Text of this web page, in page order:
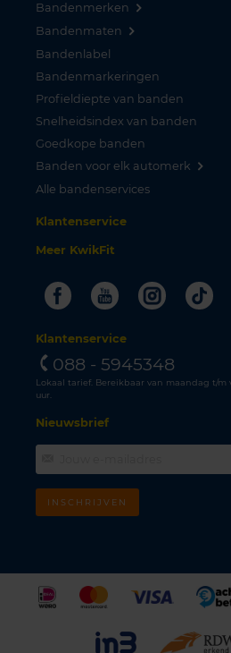
Bandenmerken
Bandenmaten
Bandenlabel
Bandenmarkeringen
Profieldiepte van banden
Snelheidsindex van banden
Goedkope banden
Banden voor elk automerk
Alle bandenservices
Klantenservice
Meer KwikFit
FacebookYoutube
Klantenservice
088 - 5945348
Lokaal tarief. Bereikbaar van maandag t/m
uur.
Nieuwsbrief
INSCHRIJVEN